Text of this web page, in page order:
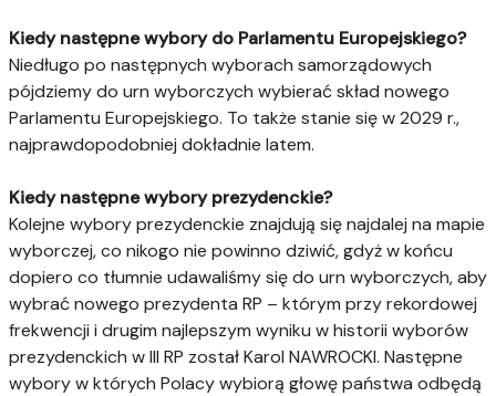
Kiedy następne wybory do Parlamentu Europejskiego?
Niedługo po następnych wyborach samorządowych
pójdziemy do urn wyborczych wybierać skład nowego
Parlamentu Europejskiego. To także stanie się w 2029 r.,
najprawdopodobniej dokładnie latem.
Kiedy następne wybory prezydenckie?
Kolejne wybory prezydenckie znajdują się najdalej na mapie
wyborczej, co nikogo nie powinno dziwić, gdyż w końcu
dopiero co tłumnie udawaliśmy się do urn wyborczych, aby
wybrać nowego prezydenta RP – którym przy rekordowej
frekwencji i drugim najlepszym wyniku w historii wyborów
prezydenckich w III RP został Karol NAWROCKI. Następne
wybory w których Polacy wybiorą głowę państwa odbędą